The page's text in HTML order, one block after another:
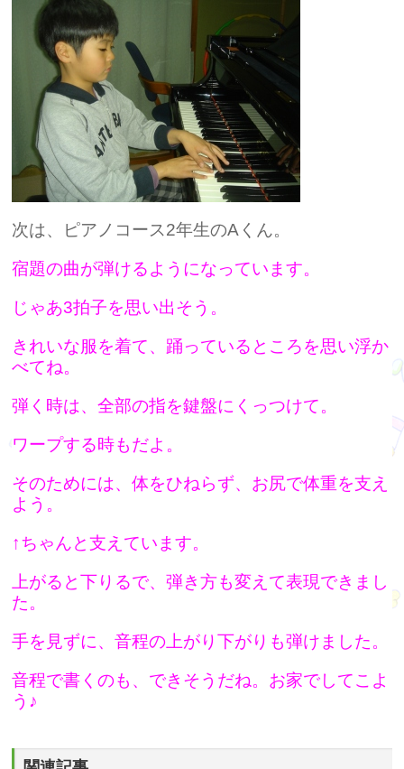
次は、ピアノコース2年生のAくん。
宿題の曲が弾けるようになっています。
じゃあ3拍子を思い出そう。
きれいな服を着て、踊っているところを思い浮か
べてね。
弾く時は、全部の指を鍵盤にくっつけて。
ワープする時もだよ。
そのためには、体をひねらず、お尻で体重を支え
よう。
↑ちゃんと支えています。
上がると下りるで、弾き方も変えて表現できまし
た。
手を見ずに、音程の上がり下がりも弾けました。
音程で書くのも、できそうだね。お家でしてこよ
う♪